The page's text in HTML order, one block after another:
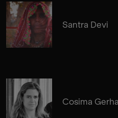
Santra Devi
Cosima